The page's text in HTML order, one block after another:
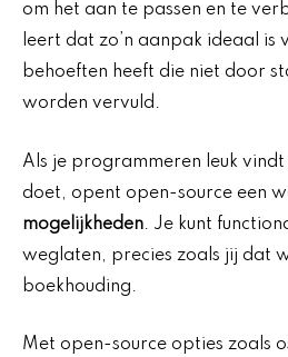
om het aan te passen en te
leert dat zo’n aanpak ideaal is
behoeften heeft die niet door
worden vervuld.
Als je programmeren leuk
doet, opent open-source een
mogelijkheden. Je kunt
weglaten, precies zoals jij dat
boekhouding.
Met open-source opties zoals